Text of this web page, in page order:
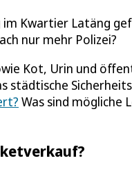
Kwartier Latäng
nur mehr Polizei?
Kot, Urin und
städtische
Was sind mögliche